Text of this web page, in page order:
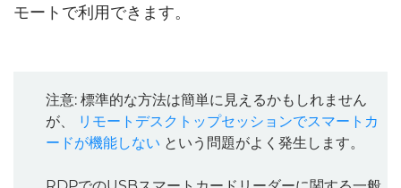
モートで利用できます。
注意: 標準的な方法は簡単に見えるかもしれません
が、
リモートデスクトップセッションでスマートカ
ードが機能しない という問題がよく発生します。